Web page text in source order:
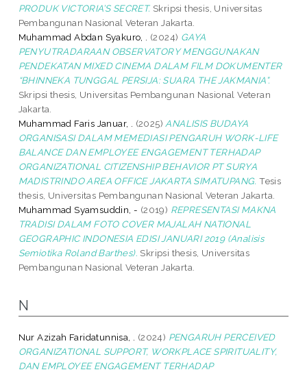
PRODUK VICTORIA’S SECRET. Skripsi thesis, Universitas
Pembangunan Nasional Veteran Jakarta.
Muhammad Abdan Syakuro, .
(2024) GAYA
PENYUTRADARAAN OBSERVATORY MENGGUNAKAN
PENDEKATAN MIXED CINEMA DALAM FILM DOKUMENTER
“BHINNEKA TUNGGAL PERSIJA: SUARA THE JAKMANIA”.
Skripsi thesis, Universitas Pembangunan Nasional Veteran
Jakarta.
Muhammad Faris Januar, .
(2025) ANALISIS BUDAYA
ORGANISASI DALAM MEMEDIASI PENGARUH WORK-LIFE
BALANCE DAN EMPLOYEE ENGAGEMENT TERHADAP
ORGANIZATIONAL CITIZENSHIP BEHAVIOR PT SURYA
MADISTRINDO AREA OFFICE JAKARTA SIMATUPANG. Tesis
thesis, Universitas Pembangunan Nasional Veteran Jakarta.
Muhammad Syamsuddin, - (2019) REPRESENTASI MAKNA
TRADISI DALAM FOTO COVER MAJALAH NATIONAL
GEOGRAPHIC INDONESIA EDISI JANUARI 2019 (Analisis
Semiotika Roland Barthes). Skripsi thesis, Universitas
Pembangunan Nasional Veteran Jakarta.
N
Nur Azizah Faridatunnisa, . (2024) PENGARUH PERCEIVED
ORGANIZATIONAL SUPPORT, WORKPLACE SPIRITUALITY,
DAN EMPLOYEE ENGAGEMENT TERHADAP